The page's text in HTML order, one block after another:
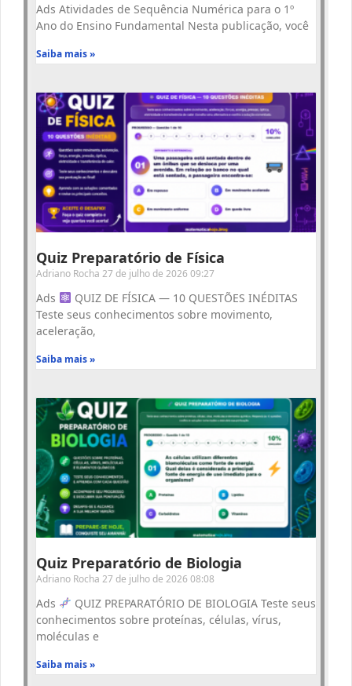
Ads Atividades de Sequência Numérica para o 1º
Ano do Ensino Fundamental Nesta publicação, você
Saiba mais »
Quiz Preparatório de Física
Adriano Rocha 27 de julho de 2026 09:27
Ads
QUIZ DE FÍSICA — 10 QUESTÕES INÉDITAS
Teste seus conhecimentos sobre movimento,
aceleração,
Saiba mais »
Quiz Preparatório de Biologia
Adriano Rocha 27 de julho de 2026 08:08
Ads
QUIZ PREPARATÓRIO DE BIOLOGIA Teste seus
conhecimentos sobre proteínas, células, vírus,
moléculas e
Saiba mais »